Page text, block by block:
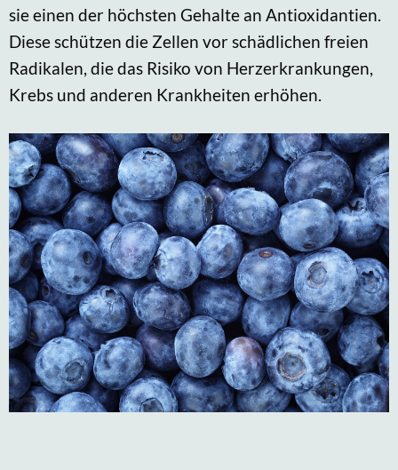
sie einen der höchsten Gehalte an Antioxidantien.
Diese schützen die Zellen vor schädlichen freien
Radikalen, die das Risiko von Herzerkrankungen,
Krebs und anderen Krankheiten erhöhen.